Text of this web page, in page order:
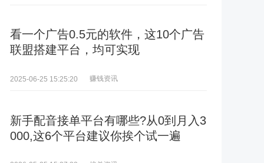
看一个广告0.5元的软件，这10个广告
联盟搭建平台，均可实现
2025-06-25 15:25:20 赚钱资讯
新手配音接单平台有哪些?从0到月入3
000,这6个平台建议你挨个试一遍